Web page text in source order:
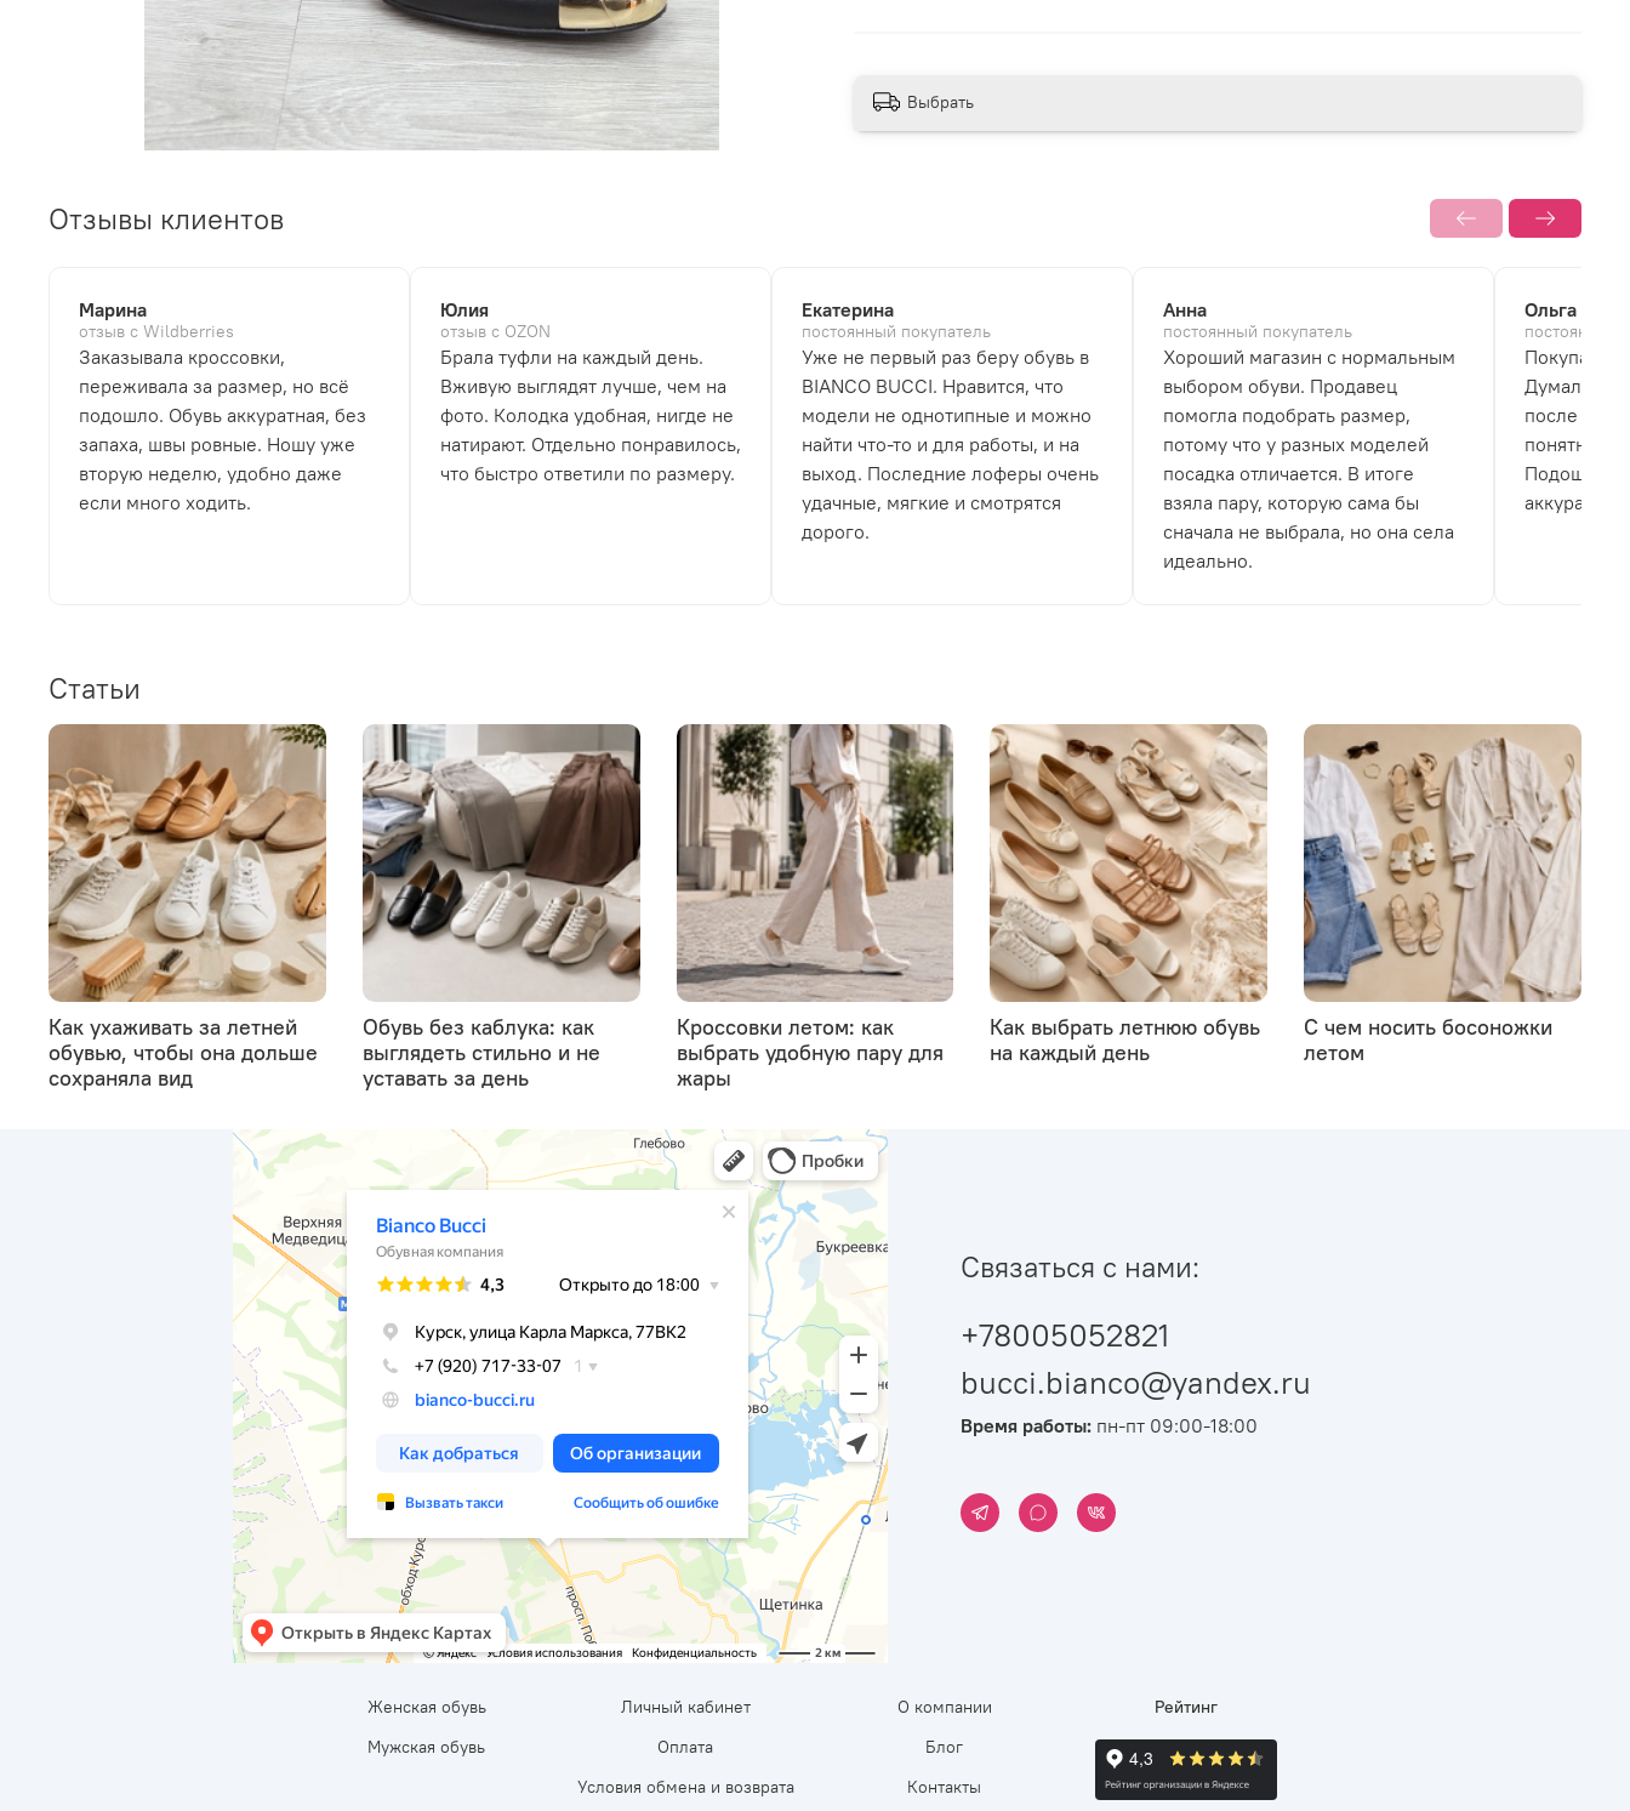
Выбрать
Отзывы клиентов
Марина
отзыв с Wildberries
Заказывала кроссовки,
переживала за размер, но всё
подошло. Обувь аккуратная, без
запаха, швы ровные. Ношу уже
вторую неделю, удобно даже
если много ходить.
Юлия
отзыв с OZON
Брала туфли на каждый день.
Вживую выглядят лучше, чем на
фото. Колодка удобная, нигде не
натирают. Отдельно понравилось,
что быстро ответили по размеру.
Екатерина
постоянный покупатель
Уже не первый раз беру обувь в
BIANCO BUCCI. Нравится, что
модели не однотипные и можно
найти что-то и для работы, и на
выход. Последние лоферы очень
удачные, мягкие и смотрятся
дорого.
Анна
постоянный покупатель
Хороший магазин с нормальным
выбором обуви. Продавец
помогла подобрать размер,
потому что у разных моделей
посадка отличается. В итоге
взяла пару, которую сама бы
сначала не выбрала, но она села
идеально.
Ольга
постоянный
Покупала
Думала,
после
понятно,
Подошва не
аккуратно.
Статьи
Как ухаживать за летней
обувью, чтобы она дольше
сохраняла вид
Обувь без каблука: как
выглядеть стильно и не
уставать за день
Кроссовки летом: как
выбрать удобную пару для
жары
Как выбрать летнюю обувь
на каждый день
С чем носить босоножки
летом
Связаться с нами:
+78005052821
bucci.bianco@yandex.ru
Время работы: пн-пт 09:00-18:00
Женская обувь
Мужская обувь
Личный кабинет
Оплата
Условия обмена и возврата
О компании
Блог
Контакты
Рейтинг